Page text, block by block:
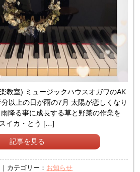
教室) ミュージックハウスオガワのAK
以上の日が雨の7月 太陽が恋しくなり
降る事に成長する草と野菜の作業を
イカ・とう […]
記事を見る
カテゴリー： お知らせ